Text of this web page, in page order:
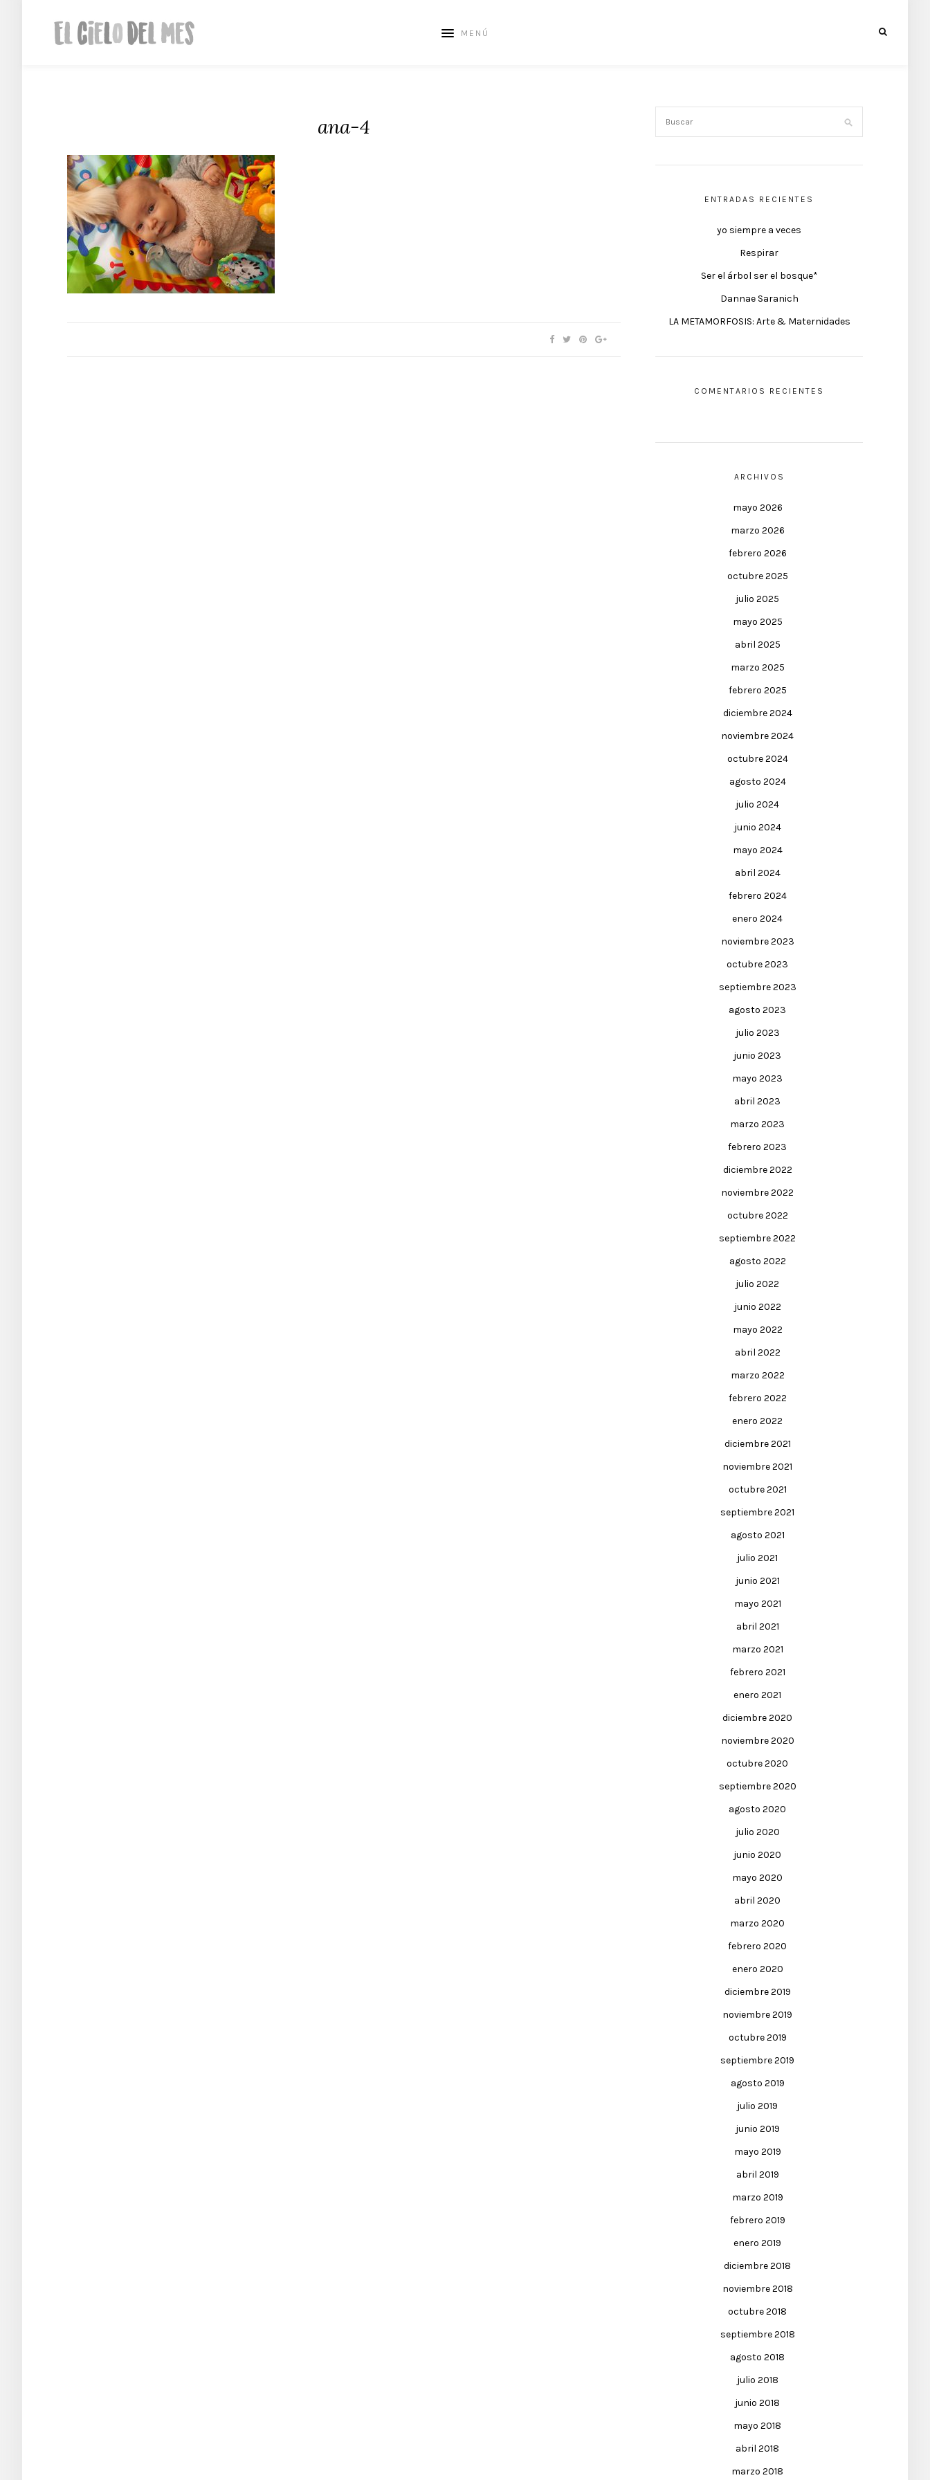
MENÚ
ana-4
ENTRADAS RECIENTES
yo siempre a veces
Respirar
Ser el árbol ser el bosque*
Dannae Saranich
LA METAMORFOSIS: Arte & Maternidades
COMENTARIOS RECIENTES
ARCHIVOS
mayo 2026
marzo 2026
febrero 2026
octubre 2025
julio 2025
mayo 2025
abril 2025
marzo 2025
febrero 2025
diciembre 2024
noviembre 2024
octubre 2024
agosto 2024
julio 2024
junio 2024
mayo 2024
abril 2024
febrero 2024
enero 2024
noviembre 2023
octubre 2023
septiembre 2023
agosto 2023
julio 2023
junio 2023
mayo 2023
abril 2023
marzo 2023
febrero 2023
diciembre 2022
noviembre 2022
octubre 2022
septiembre 2022
agosto 2022
julio 2022
junio 2022
mayo 2022
abril 2022
marzo 2022
febrero 2022
enero 2022
diciembre 2021
noviembre 2021
octubre 2021
septiembre 2021
agosto 2021
julio 2021
junio 2021
mayo 2021
abril 2021
marzo 2021
febrero 2021
enero 2021
diciembre 2020
noviembre 2020
octubre 2020
septiembre 2020
agosto 2020
julio 2020
junio 2020
mayo 2020
abril 2020
marzo 2020
febrero 2020
enero 2020
diciembre 2019
noviembre 2019
octubre 2019
septiembre 2019
agosto 2019
julio 2019
junio 2019
mayo 2019
abril 2019
marzo 2019
febrero 2019
enero 2019
diciembre 2018
noviembre 2018
octubre 2018
septiembre 2018
agosto 2018
julio 2018
junio 2018
mayo 2018
abril 2018
marzo 2018